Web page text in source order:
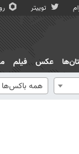
توییتر
عکس فیلم
همه باکس‌ها